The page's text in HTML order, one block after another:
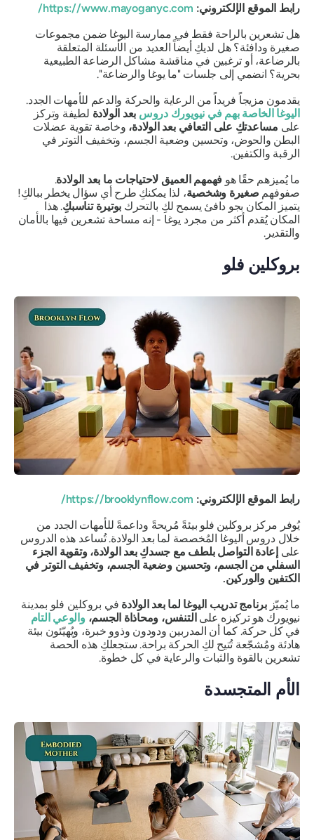
رابط الموقع الإلكتروني: https://www.mayoganyc.com/
هل تشعرين بالراحة فقط في ممارسة اليوغا ضمن مجموعات
صغيرة ودافئة؟ هل لديكِ أيضاً العديد من الأسئلة المتعلقة
بالرضاعة، أو ترغبين في مناقشة مشاكل الرضاعة الطبيعية
بحرية؟ انضمي إلى جلسات "ما يوغا والرضاعة".
يقدمون مزيجاً فريداً من الرعاية والحركة والدعم للأمهات الجدد.
اليوغا الخاصة بهم في نيويوركدروس بعد الولادةلطيفة وتركز
على مساعدتكِ على التعافي بعد الولادة،وخاصة تقوية عضلات
البطن والحوض، وتحسين وضعية الجسم، وتخفيف التوتر في
الرقبة والكتفين.
ما يُميزهم حقًا هوفهمهم العميق لاحتياجات ما بعد الولادة.
صفوفهمصغيرة وشخصية، لذا يمكنكِ طرح أي سؤال يخطر ببالكِ!
يتميز المكان بجو دافئ يسمح لكِ بالتحركبوتيرة تناسبكِ. هذا
المكان يُقدم أكثر من مجرد يوغا - إنه مساحة تشعرين فيها بالأمان
والتقدير.
بروكلين فلو
رابط الموقع الإلكتروني: https://brooklynflow.com/
يُوفر مركز بروكلين فلو بيئةً مُريحةً وداعمةً للأمهات الجدد من
خلال دروس اليوغا المُخصصة لما بعد الولادة. تُساعد هذه الدروس
على إعادة التواصل بلطف مع جسدكِ بعد الولادة، وتقوية الجزء
السفلي من الجسم، وتحسين وضعية الجسم، وتخفيف التوتر في
الكتفين والوركين.
ما يُميّزبرنامج تدريب اليوغا لما بعد الولادةفي بروكلين فلو بمدينة
نيويورك هو تركيزه على التنفس، ومحاذاة الجسم،والوعي التام
في كل حركة. كما أن المدربين ودودون وذوو خبرة، ويُهيّئون بيئة
هادئة ومُشجّعة تُتيح لكِ الحركة براحة. ستجعلكِ هذه الحصة
تشعرين بالقوة والثبات والرعاية في كل خطوة.
الأم المتجسدة